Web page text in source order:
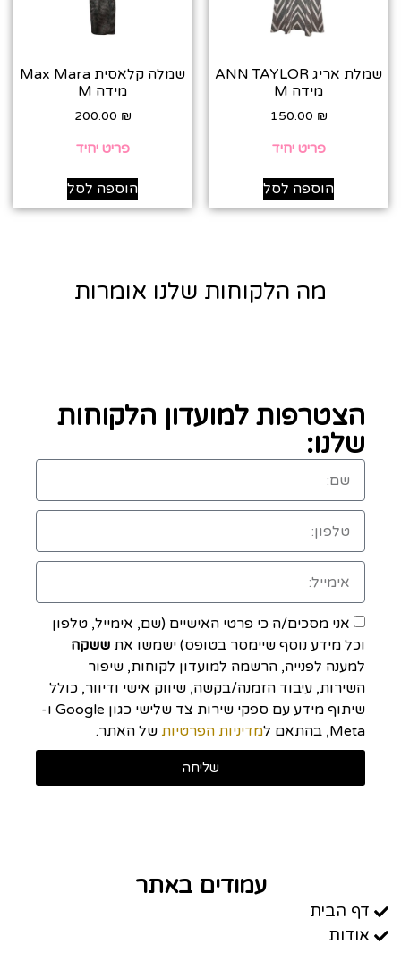
שמלת אריג ANN TAYLOR
מידה M
150.00 ₪
פריט יחיד
הוספה לסל
שמלה קלאסית Max Mara
מידה M
200.00 ₪
פריט יחיד
הוספה לסל
מה הלקוחות שלנו אומרות
הצטרפות למועדון הלקוחות
שלנו:
אני מסכים/ה כי פרטי האישיים (שם, אימייל, טלפון
וכל מידע נוסף שיימסר בטופס) ישמשו את ששקה
למענה לפנייה, הרשמה למועדון לקוחות, שיפור
השירות, עיבוד הזמנה/בקשה, שיווק אישי ודיוור, כולל
שיתוף מידע עם ספקי שירות צד שלישי כגון Google ו-
Meta, בהתאם ל
מדיניות הפרטיות של האתר.
שליחה
עמודים באתר
דף הבית
אודות